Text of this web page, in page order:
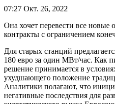
07:27 Окт. 26, 2022
Она хочет перевести все новые
контракты с ограничением
Для старых станций
180 евро за один МВт/час. Как
решение принимается в
ухудшающего положение
Аналитики полагают, что
негативные последствия для